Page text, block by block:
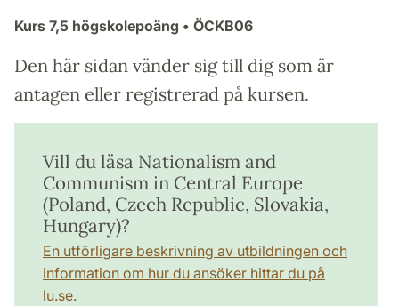
Kurs 7,5 högskolepoäng • ÖCKB06
Den här sidan vänder sig till dig som är
antagen eller registrerad på kursen.
Vill du läsa Nationalism and
Communism in Central Europe
(Poland, Czech Republic, Slovakia,
Hungary)?
En utförligare beskrivning av utbildningen och
information om hur du ansöker hittar du på
lu.se.